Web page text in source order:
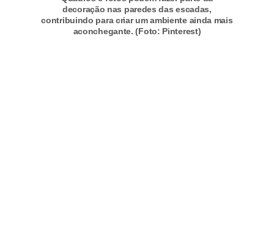
decoração nas paredes das escadas,
contribuindo para criar um ambiente ainda mais
aconchegante. (Foto: Pinterest)